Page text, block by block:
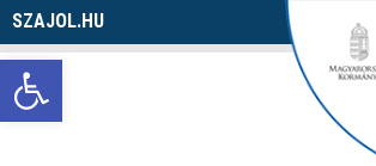
Eszköztár megnyitása
SZAJOL.HU